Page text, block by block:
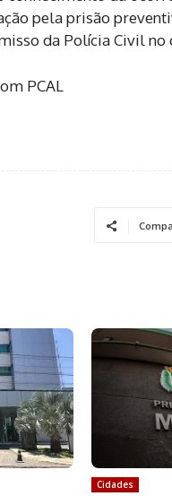
pela prisão
da Polícia Civil no
PCAL
Cidades